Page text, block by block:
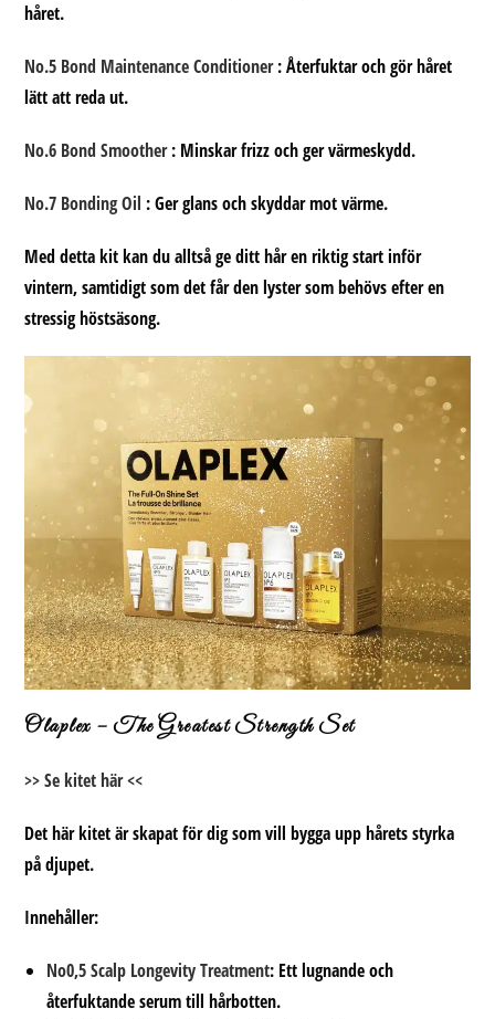
håret.
No.5 Bond Maintenance Conditioner: Återfuktar och gör håret
lätt att reda ut.
No.6 Bond Smoother: Minskar frizz och ger värmeskydd.
No.7 Bonding Oil : Ger glans och skyddar mot värme.
Med detta kit kan du alltså ge ditt hår en riktig start inför
vintern, samtidigt som det får den lyster som behövs efter en
stressig höstsäsong.
Olaplex – The Greatest Strength Set
>> Se kitet här <<
Det här kitet är skapat för dig som vill bygga upp hårets styrka
på djupet.
Innehåller:
No0,5 Scalp Longevity Treatment: Ett lugnande och
återfuktande serum till hårbotten.